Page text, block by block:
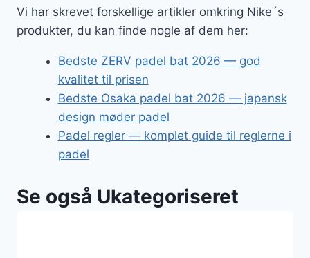
Vi har skrevet forskellige artikler omkring Nike´s
produkter, du kan finde nogle af dem her:
Bedste ZERV padel bat 2026 — god
kvalitet til prisen
Bedste Osaka padel bat 2026 — japansk
design møder padel
Padel regler — komplet guide til reglerne i
padel
Se også Ukategoriseret